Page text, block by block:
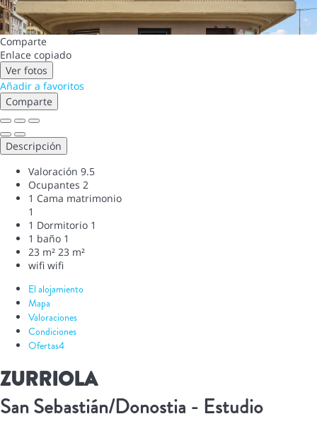
Comparte
Enlace copiado
Ver fotos
Añadir a favoritos
Comparte
Descripción
Valoración 9.5
Ocupantes 2
1 Cama matrimonio
1
1 Dormitorio 1
1 baño 1
23 m² 23 m²
wifi wifi
El alojamiento
Mapa
Valoraciones
Condiciones
Ofertas4
ZURRIOLA
San Sebastián/Donostia - Estudio